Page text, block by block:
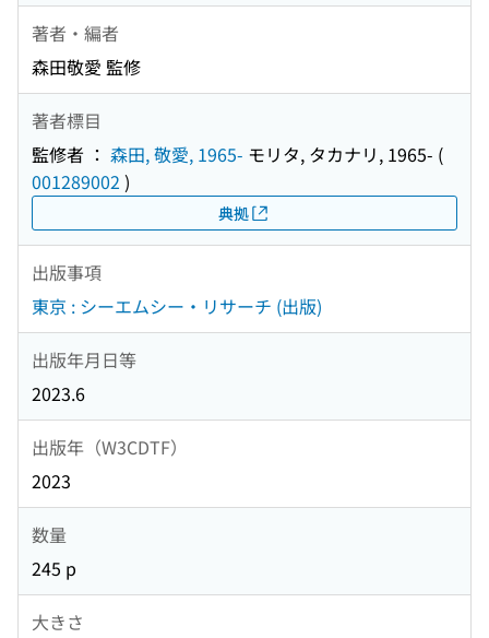
著者・編者
森田敬愛 監修
著者標目
監修者 ： 森田, 敬愛, 1965- モリタ, タカナリ, 1965- (
001289002 )
典拠
出版事項
東京 : シーエムシー・リサーチ (出版)
出版年月日等
2023.6
出版年（W3CDTF）
2023
数量
245 p
大きさ